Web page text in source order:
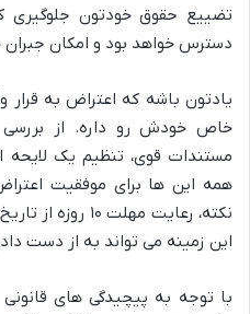
تضییع حقوق خودتون جلوگیری
دسترس خواهد بود و امکان
یادتون باشه که اعتراض به قرار
خاص خودش رو داره. از بررسی
مستندات قوی، تنظیم یک لایحه
همه این ها برای موفقیت
نکته، رعایت
این زمینه می تواند به از دست
با توجه به پیچیدگی های